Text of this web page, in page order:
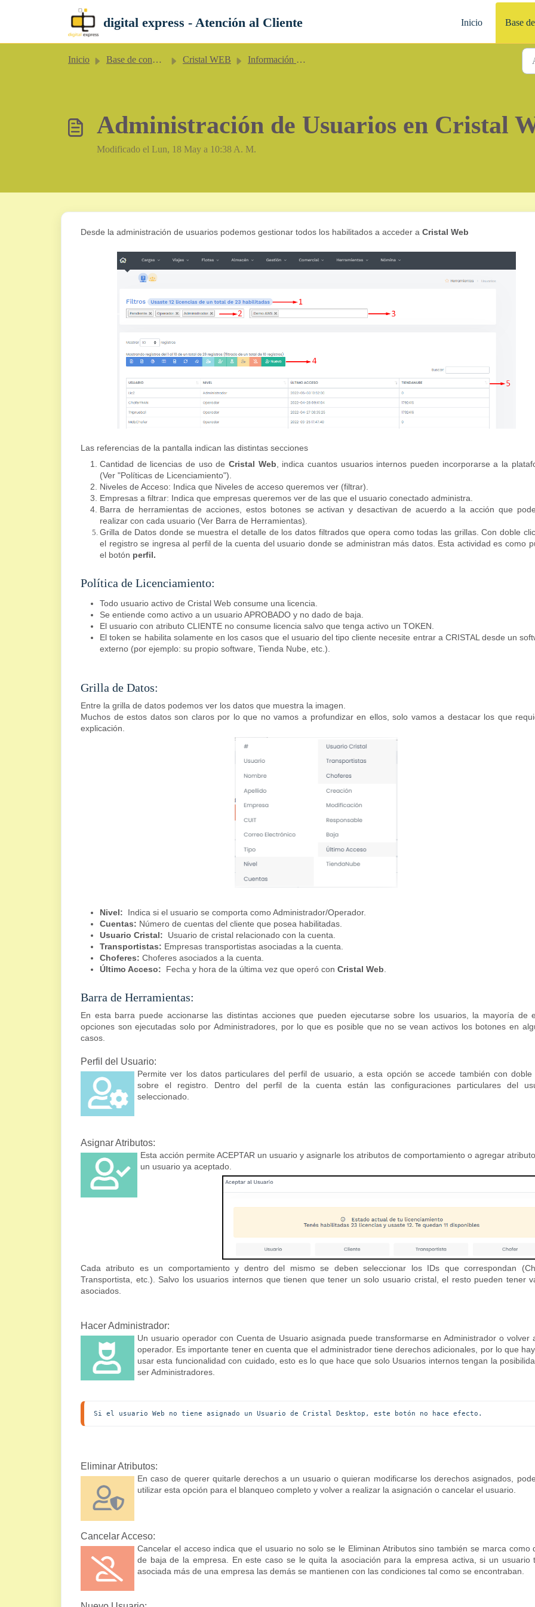
digital express - Atención al Cliente Inicio Base
Inicio Base de conocimientos Cristal WEB Información General
Administración de Usuarios en Cristal
Modificado el Lun, 18 May a 10:38 A. M.
Desde la administración de usuarios podemos gestionar todos los habilitados a acceder a Cristal Web
Las referencias de la pantalla indican las distintas secciones
Cantidad de licencias de uso de Cristal Web , indica cuantos usuarios internos pueden incorporarse a la
(Ver "Políticas de Licenciamiento").
Niveles de Acceso: Indica que Niveles de acceso queremos ver (filtrar).
Empresas a filtrar: Indica que empresas queremos ver de las que el usuario conectado administra.
Barra de herramientas de acciones, estos botones se activan y desactivan de acuerdo a la acción que
realizar con cada usuario (Ver Barra de Herramientas)
Grilla de Datos donde se muestra el detalle de los datos filtrados que opera como todas las grillas. Con doble
el registro se ingresa al perfil de la cuenta del usuario donde se administran más datos. Esta actividad es como
el botón perfil.
Política de Licenciamiento:
Todo usuario activo de Cristal Web consume una licencia.
Se entiende como activo a un usuario APROBADO y no dado de baja.
El usuario con atributo CLIENTE no consume licencia salvo que tenga activo un TOKEN.
El token se habilita solamente en los casos que el usuario del tipo cliente necesite entrar a CRISTAL desde un
externo (por ejemplo: su propio software, Tienda Nube, etc.).
Grilla de Datos:
Entre la grilla de datos podemos ver los datos que muestra la imagen.
Muchos de estos datos son claros por lo que no vamos a profundizar en ellos, solo vamos a destacar los que
explicación.
Nivel:
Indica si el usuario se comporta como Administrador/Operador.
Cuentas: Número de cuentas del cliente que posea habilitadas.
Usuario Cristal:
Usuario de cristal relacionado con la cuenta.
Transportistas: Empresas transportistas asociadas a la cuenta.
Choferes: Choferes asociados a la cuenta.
Último Acceso:
Fecha y hora de la última vez que operó con Cristal Web.
Barra de Herramientas:
En esta barra puede accionarse las distintas acciones que pueden ejecutarse sobre los usuarios, la mayoría de
opciones son ejecutadas solo por Administradores, por lo que es posible que no se vean activos los botones en
casos.
Perfil del Usuario:
Permite ver los datos particulares del perfil de usuario, a esta opción se accede también con doble
sobre el registro. Dentro del perfil de la cuenta están las configuraciones particulares del
seleccionado.
Asignar Atributos:
Esta acción permite ACEPTAR un usuario y asignarle los atributos de comportamiento o agregar
un usuario ya aceptado.
Cada atributo es un comportamiento y dentro del mismo se deben seleccionar los IDs que correspondan
Transportista, etc.). Salvo los usuarios internos que tienen que tener un solo usuario cristal, el resto pueden tener
asociados.
Hacer Administrador:
Un usuario operador con Cuenta de Usuario asignada puede transformarse en Administrador o volver
operador. Es importante tener en cuenta que el administrador tiene derechos adicionales, por lo que
usar esta funcionalidad con cuidado, esto es lo que hace que solo Usuarios internos tengan la
ser Administradores.
Si el usuario Web no tiene asignado un Usuario de Cristal Desktop, este botón no hace efecto.
Eliminar Atributos:
En caso de querer quitarle derechos a un usuario o quieran modificarse los derechos asignados,
utilizar esta opción para el blanqueo completo y volver a realizar la asignación o cancelar el usuario.
Cancelar Acceso:
Cancelar el acceso indica que el usuario no solo se le Eliminan Atributos sino también se marca como
de baja de la empresa. En este caso se le quita la asociación para la empresa activa, si un usuario
asociada más de una empresa las demás se mantienen con las condiciones tal como se encontraban.